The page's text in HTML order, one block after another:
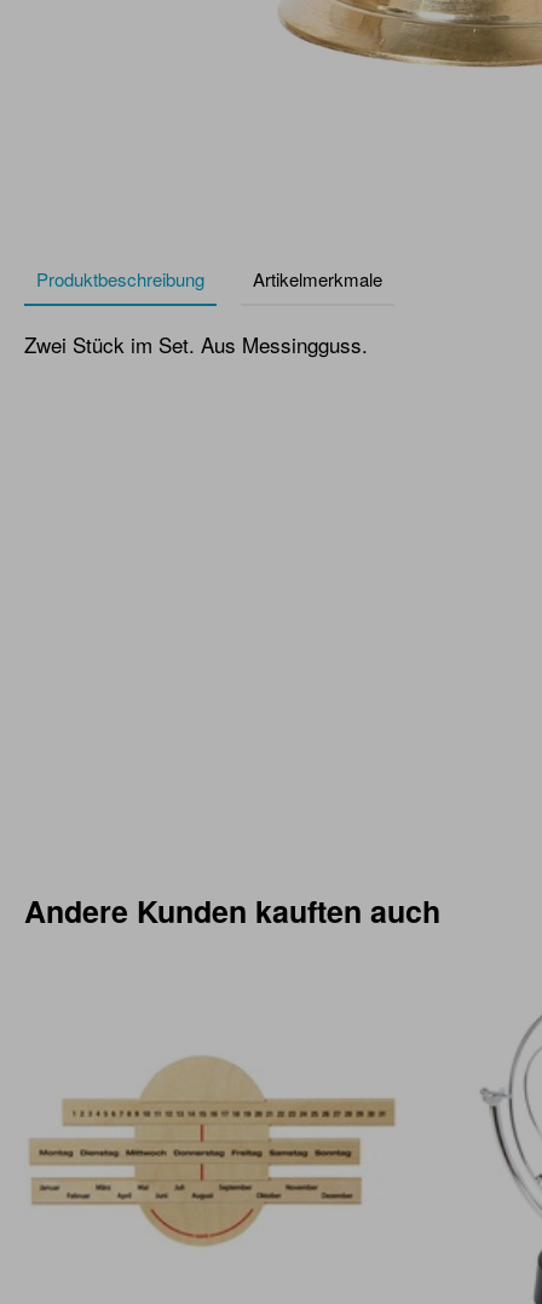
Produktbeschreibung Artikelmerkmale
Zwei Stück im Set. Aus Messingguss.
Andere Kunden kauften auch